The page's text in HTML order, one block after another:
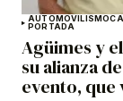
AUTOMOVILISMO
PORTADA
Agüimes y
su alianza
evento, que